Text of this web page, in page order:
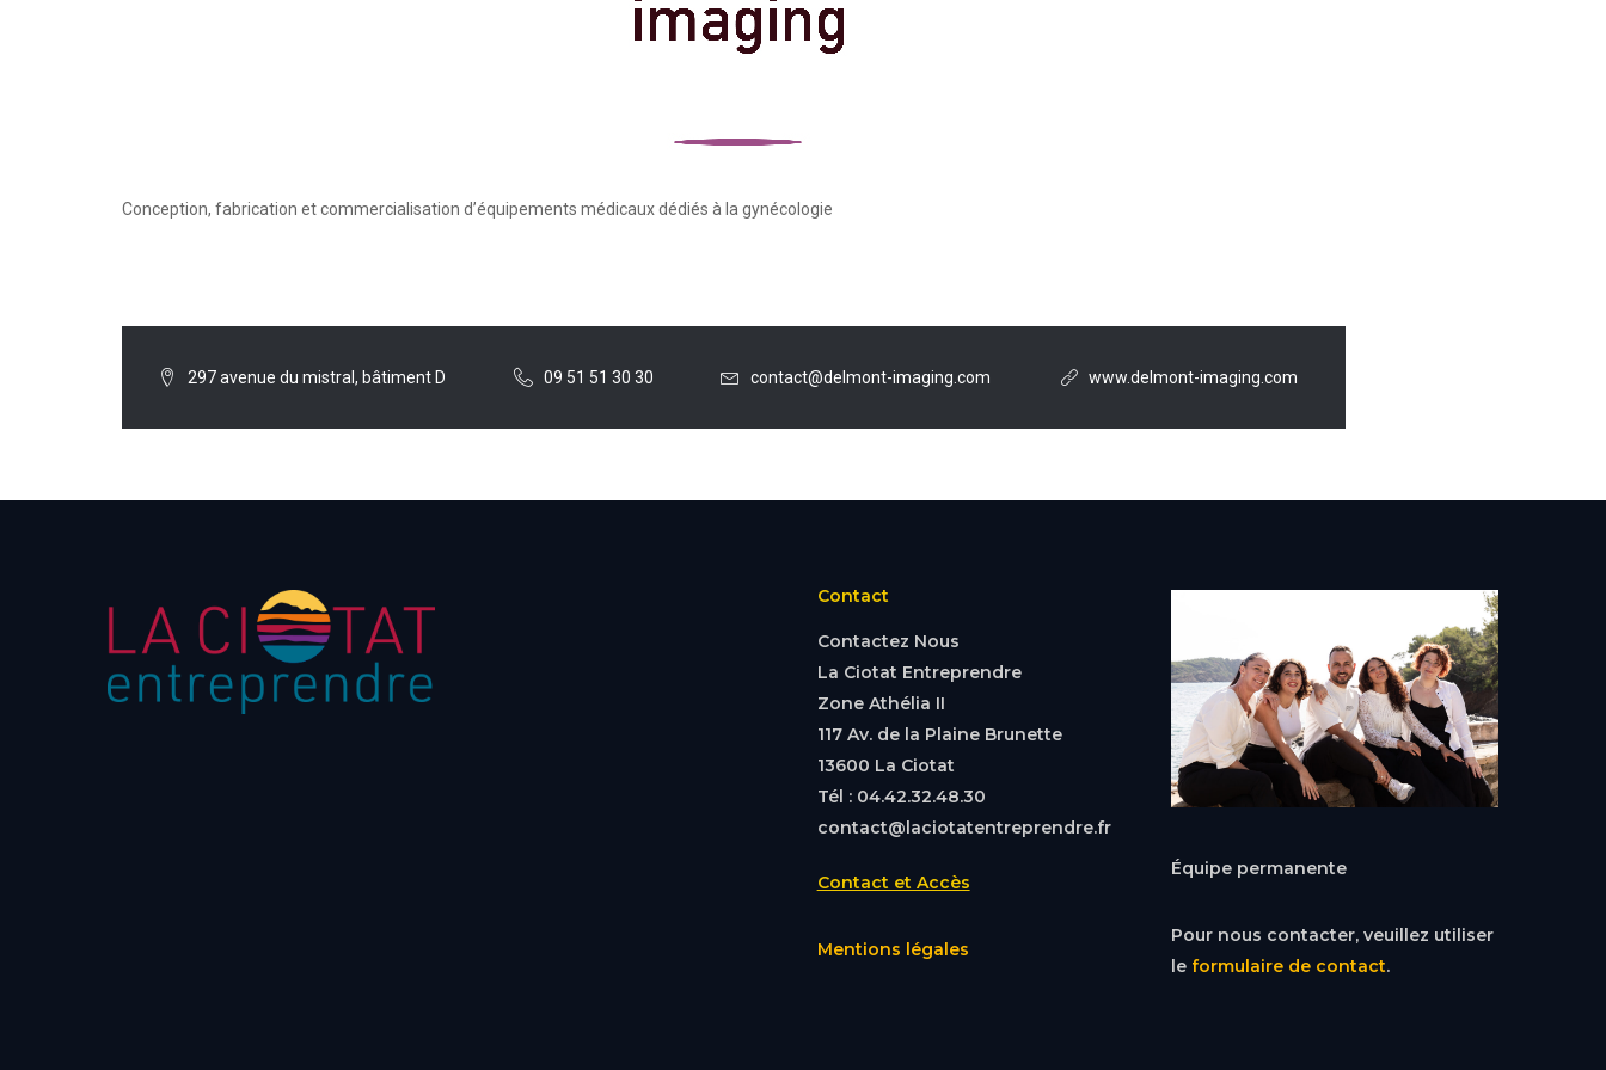
Conception, fabrication et commercialisation d’équipements médicaux dédiés à la gynécologie
297 avenue du mistral, bâtiment D 09 51 51 30 30 contact@delmont-imaging.com www.delmont-imaging.com
Contact
Contactez Nous
La Ciotat Entreprendre
Zone Athélia II
117 Av. de la Plaine Brunette
13600 La Ciotat
Tél : 04.42.32.48.30
contact@laciotatentreprendre.fr
Contact et Accès
Mentions légales
Équipe permanente
Pour nous contacter, veuillez utiliser
le formulaire de contact.